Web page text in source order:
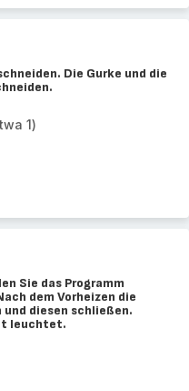
Die Gurke und die
1)
Sie das Programm
dem Vorheizen die
diesen schließen.
leuchtet.